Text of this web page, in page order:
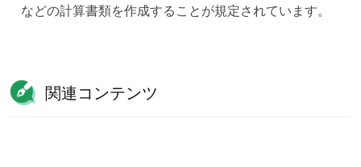
などの計算書類を作成することが規定されています。
関連コンテンツ